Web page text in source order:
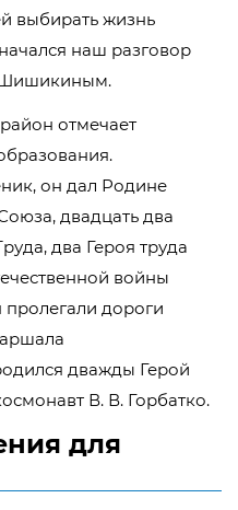
выбирать жизнь
наш разговор
Шишикиным.
отмечает
, он дал Родине
двадцать два
два Героя труда
войны
пролегали дороги
дважды Герой
В. В. Горбатко.
для